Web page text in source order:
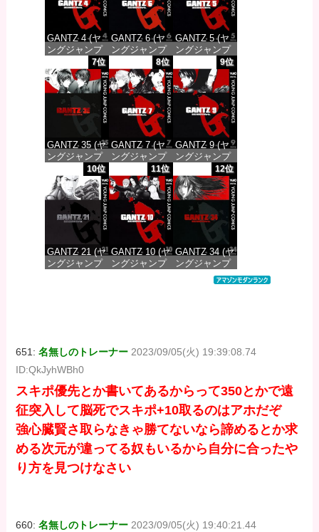
GANTZ 4 (ヤ
ングジャンプ
コミックス
DIGITAL)
価格：¥100
GANTZ 6 (ヤ
ングジャンプ
コミックス
DIGITAL)
価格：¥100
GANTZ 5 (ヤ
ングジャンプ
コミックス
DIGITAL)
価格：¥100
7位
GANTZ 35 (ヤ
ングジャンプ
コミックス
DIGITAL)
価格：¥100
8位
GANTZ 7 (ヤ
ングジャンプ
コミックス
DIGITAL)
価格：¥100
9位
GANTZ 9 (ヤ
ングジャンプ
コミックス
DIGITAL)
価格：¥100
10位
GANTZ 21 (ヤ
ングジャンプ
11位
GANTZ 10 (ヤ
ングジャンプ
12位
GANTZ 34 (ヤ
ングジャンプ
コミックス
651:名無しのトレーナー 2023/09/05(火) 19:39:08.74
ID:QkJyhWBh0
スキポ優先とか書いてあるからって350とかで遠
征突入して脳死でスキポ+10取るのはアホだぞ
強心臓賢さ取らなきゃ勝てないなら諦めるとか求
める次元が違ってる奴もいるから自分に合ったや
り方を見つけなさい
660:名無しのトレーナー 2023/09/05(火) 19:40:21.44